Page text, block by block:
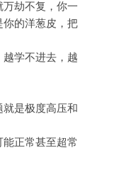
劫不复，你一
你的洋葱皮，把
学不进去，越
是极度高压和
正常甚至超常